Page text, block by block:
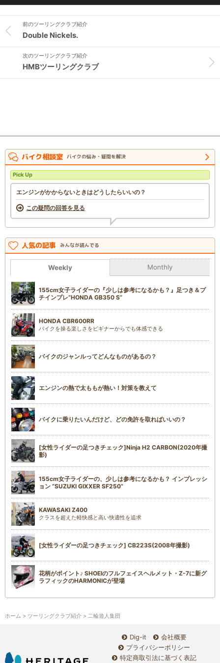
前のツーリングクラブ紹介
Double Nickels.
次のツーリングクラブ紹介
HMBツーリングクラブ
バイク相談室 バイクの悩み・疑問を解決
Pick Up
エンジンがかからないときはどうしたらいいの？
この疑問の回答を見る
人気の記事 みんなが読んでる
Weekly Monthly
155cm女子ライダーの『少しは参考になるかも？』足つき＆プ
チインプレ“HONDA GB350 S”
HONDA CBR600RR
バイクを操る楽しさをビギナーからでも体感できる
バイクのジャンルってどんなものがあるの？
エンジンの熱で太ももが熱い！対策を教えて
バイクに乗りたいんだけど、どの免許を取ればいいの？
[女性ライダーの足つきチェック]Ninja H2 CARBON(2020年撮
影)
155cm女子ライダーの、少しは参考になるかも？ インプレッシ
ョン “SUZUKI GIXXER SF250”
KAWASAKI Z400
クラスを超えた軽快感と高い快適性を追求
[女性ライダーの足つきチェック] CB223S(2008年撮影)
花柄がポイント♪ SHOEIのフルフェイスヘルメット・Z-7に新グ
ラフィックのHARMONICが登場
ホーム > ツーリングクラブ紹介 > 二輪遊人集団
Dig-it
会社概要
プライバシーポリシー
特定商取引法に基づく表記